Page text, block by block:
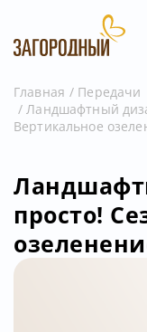
Главная
Передачи
Ландшафтный
Вертикальное
просто!